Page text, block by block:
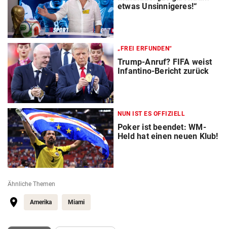
etwas Unsinnigeres!“
„FREI ERFUNDEN“
Trump-Anruf? FIFA weist
Infantino-Bericht zurück
NUN IST ES OFFIZIELL
Poker ist beendet: WM-
Held hat einen neuen Klub!
Ähnliche Themen
Amerika Miami